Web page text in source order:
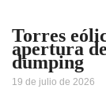
Torres
apertura
dumping
19 de julio de 2026